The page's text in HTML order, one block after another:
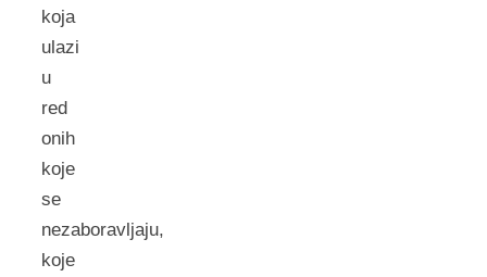
koja
ulazi
u
red
onih
koje
se
nezaboravljaju,
koje